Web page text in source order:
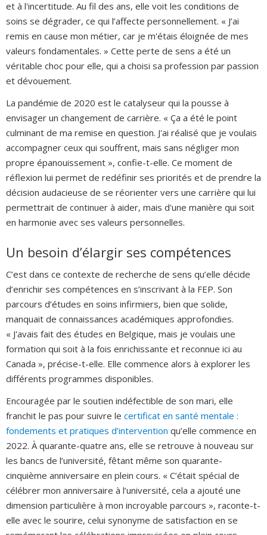
et à l'incertitude. Au fil des ans, elle voit les conditions de
soins se dégrader, ce qui l’affecte personnellement. « J’ai
remis en cause mon métier, car je m'étais éloignée de mes
valeurs fondamentales. » Cette perte de sens a été un
véritable choc pour elle, qui a choisi sa profession par passion
et dévouement.
La pandémie de 2020 est le catalyseur qui la pousse à
envisager un changement de carrière. « Ça a été le point
culminant de ma remise en question. J'ai réalisé que je voulais
accompagner ceux qui souffrent, mais sans négliger mon
propre épanouissement », confie-t-elle. Ce moment de
réflexion lui permet de redéfinir ses priorités et de prendre la
décision audacieuse de se réorienter vers une carrière qui lui
permettrait de continuer à aider, mais d'une manière qui soit
en harmonie avec ses valeurs personnelles.
Un besoin d’élargir ses compétences
C’est dans ce contexte de recherche de sens qu’elle décide
d’enrichir ses compétences en s’inscrivant à la FEP. Son
parcours d’études en soins infirmiers, bien que solide,
manquait de connaissances académiques approfondies.
« J'avais fait des études en Belgique, mais je voulais une
formation qui soit à la fois enrichissante et reconnue ici au
Canada », précise-t-elle. Elle commence alors à explorer les
différents programmes disponibles.
Encouragée par le soutien indéfectible de son mari, elle
franchit le pas pour suivre le certificat en santé mentale :
fondements et pratiques d’intervention qu’elle commence en
2022. À quarante-quatre ans, elle se retrouve à nouveau sur
les bancs de l’université, fêtant même son quarante-
cinquième anniversaire en plein cours. « C’était spécial de
célébrer mon anniversaire à l’université, cela a ajouté une
dimension particulière à mon incroyable parcours », raconte-t-
elle avec le sourire, celui synonyme de satisfaction en se